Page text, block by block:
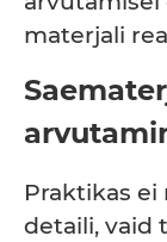
materjali
Praktikas
detaili, vaid